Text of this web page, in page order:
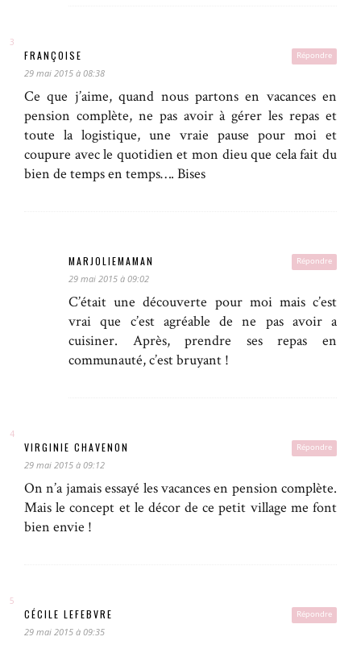
Répondre
FRANÇOISE
29 mai 2015 à 08:38
Ce que j’aime, quand nous partons en vacances en
pension complète, ne pas avoir à gérer les repas et
toute la logistique, une vraie pause pour moi et
coupure avec le quotidien et mon dieu que cela fait du
bien de temps en temps…. Bises
Répondre
MARJOLIEMAMAN
29 mai 2015 à 09:02
C’était une découverte pour moi mais c’est
vrai que c’est agréable de ne pas avoir a
cuisiner. Après, prendre ses repas en
communauté, c’est bruyant !
Répondre
VIRGINIE CHAVENON
29 mai 2015 à 09:12
On n’a jamais essayé les vacances en pension complète.
Mais le concept et le décor de ce petit village me font
bien envie !
Répondre
CÉCILE LEFEBVRE
29 mai 2015 à 09:35